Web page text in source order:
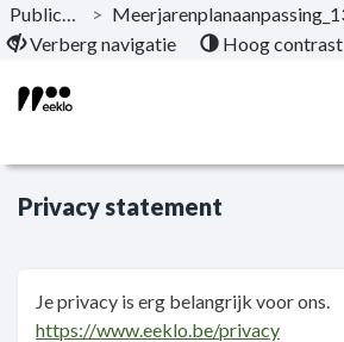
Naar hoofdinhoud
Publicaties >
Verberg navigatie
Hoog contrast
Privacy statement
Je privacy is erg belangrijk voor ons.
https://www.eeklo.be/privacy